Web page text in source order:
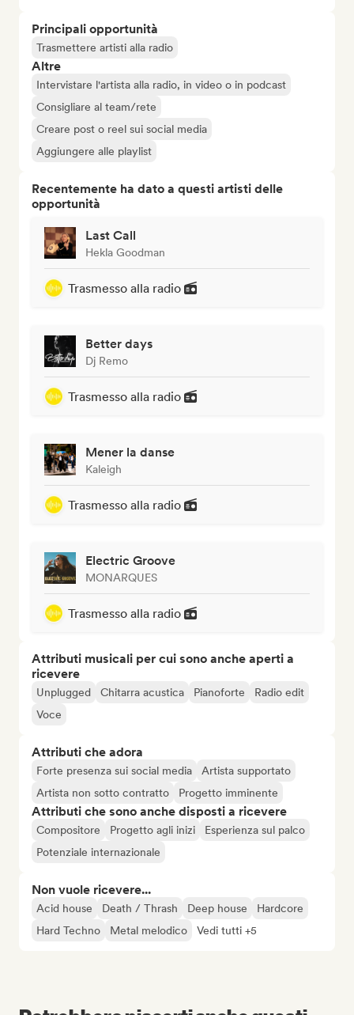
Principali opportunità
Trasmettere artisti alla radio
Altre
Intervistare l'artista alla radio, in video o in podcast
Consigliare al team/rete
Creare post o reel sui social media
Aggiungere alle playlist
Recentemente ha dato a questi artisti delle
opportunità
Last Call
Hekla Goodman
Trasmesso alla radio
Better days
Dj Remo
Trasmesso alla radio
Mener la danse
Kaleigh
Trasmesso alla radio
Electric Groove
MONARQUES
Trasmesso alla radio
Attributi musicali per cui sono anche aperti a
ricevere
Unplugged Chitarra acustica Pianoforte
Radio edit
Voce
Attributi che adora
Forte presenza sui social media
Artista supportato
Artista non sotto contratto
Progetto imminente
Attributi che sono anche disposti a ricevere
Compositore Progetto agli inizi
Esperienza sul palco
Potenziale internazionale
Non vuole ricevere...
Acid house Death / Thrash Deep house
Hardcore
Hard Techno
Metal melodico Vedi tutti +5